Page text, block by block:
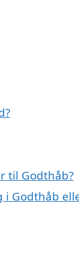
til Godthåb?
Godthåb